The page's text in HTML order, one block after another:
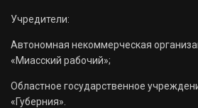
Учредители:
Автономная некоммерческая
«Миасский рабочий»;
Областное государственное
«Губерния».